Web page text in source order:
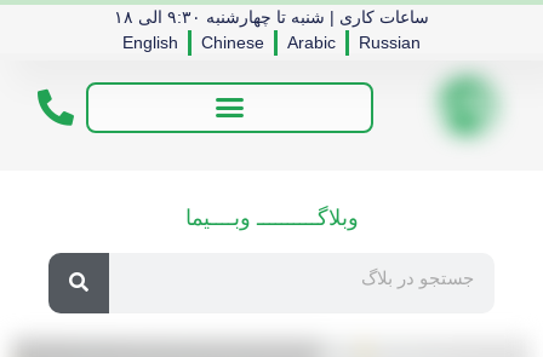
ساعات کاری | شنبه تا چهارشنبه ۹:۳۰ الی ۱۸
Russian
Arabic
Chinese
English
وبلاگــــــــــ وبــــیما